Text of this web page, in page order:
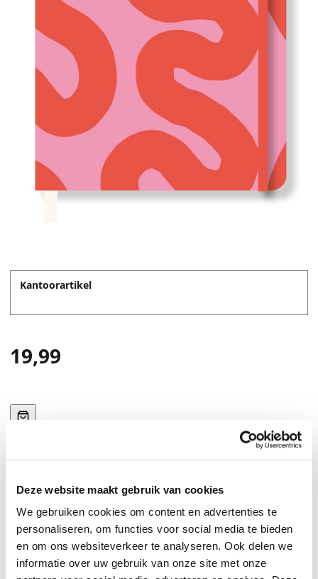
Deze website maakt gebruik van cookies
We gebruiken cookies om content en advertenties te
personaliseren, om functies voor social media te bieden
en om ons websiteverkeer te analyseren. Ook delen we
informatie over uw gebruik van onze site met onze
Kantoorartikel
19,99
ontworpen met liefde voor kleur en heeft een strakke
vormgeving. De agenda staat vol handige checklists en
to do’s.Van kleine tot grote doelen, voor alles is er